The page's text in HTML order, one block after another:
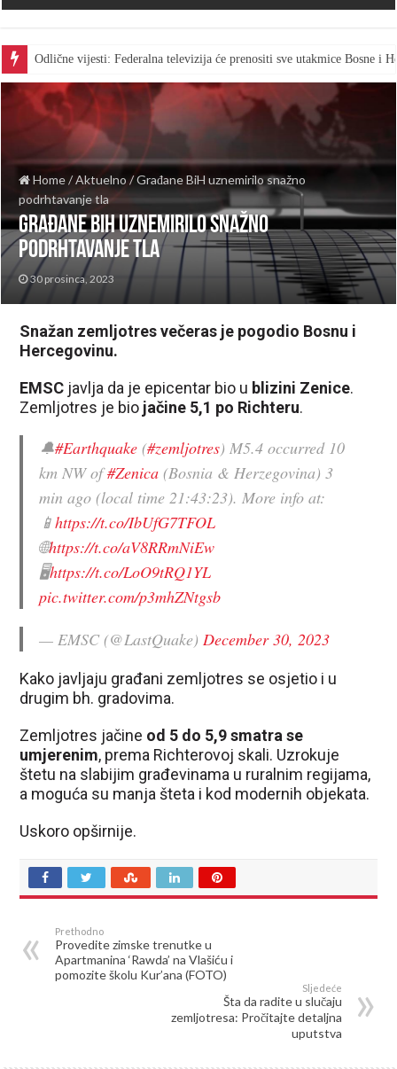
Odlične vijesti: Federalna televizija će prenositi sve utakmice Bosne i
Home/Aktuelno/Građane BiH uznemirilo snažno
podrhtavanje tla
Građane BiH uznemirilo snažno
podrhtavanje tla
30 prosinca, 2023
Snažan zemljotres večeras je pogodio Bosnu i
Hercegovinu.
EMSC javlja da je epicentar bio u blizini Zenice.
Zemljotres je bio jačine 5,1 po Richteru.
🔔#Earthquake (#zemljotres) M5.4 occurred 10
km NW of#Zenica (Bosnia & Herzegovina) 3
min ago (local time 21:43:23). More info at:
📱https://t.co/IbUfG7TFOL
🌐https://t.co/aV8RRmNiEw
🖥https://t.co/LoO9tRQ1YL
pic.twitter.com/p3mhZNtgsb
— EMSC (@LastQuake)December 30, 2023
Kako javljaju građani zemljotres se osjetio i u
drugim bh. gradovima.
Zemljotres jačine od 5 do 5,9 smatra se
umjerenim, prema Richterovoj skali. Uzrokuje
štetu na slabijim građevinama u ruralnim regijama,
a moguća su manja šteta i kod modernih objekata.
Uskoro opširnije.
Prethodno
Provedite zimske trenutke u
Apartmanina ‘Rawda’ na Vlašiću i
pomozite školu Kur’ana (FOTO)
Sljedeće
Šta da radite u slučaju
zemljotresa: Pročitajte detaljna
uputstva